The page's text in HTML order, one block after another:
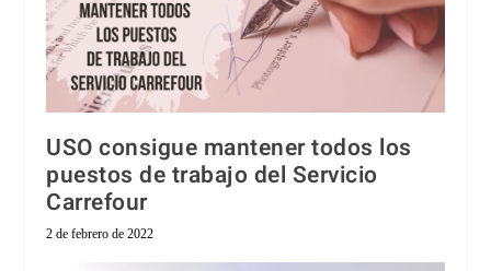
USO consigue mantener todos los
puestos de trabajo del Servicio
Carrefour
2 de febrero de 2022